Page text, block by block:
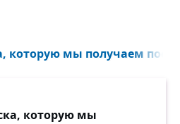
которую мы получаем
которую мы